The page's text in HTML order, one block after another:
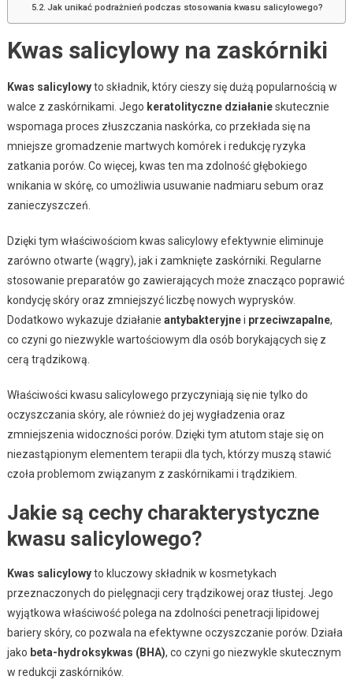
Jak unikać podrażnień podczas stosowania kwasu salicylowego?
Kwas salicylowy na zaskórniki
Kwas salicylowyto składnik, który cieszy się dużą popularnością w
walce z zaskórnikami. Jego keratolityczne działanieskutecznie
wspomaga proces złuszczania naskórka, co przekłada się na
mniejsze gromadzenie martwych komórek i redukcję ryzyka
zatkania porów. Co więcej, kwas ten ma zdolność głębokiego
wnikania w skórę, co umożliwia usuwanie nadmiaru sebum oraz
zanieczyszczeń.
Dzięki tym właściwościom kwas salicylowy efektywnie eliminuje
zarówno otwarte (wągry), jak i zamknięte zaskórniki. Regularne
stosowanie preparatów go zawierających może znacząco poprawić
kondycję skóry oraz zmniejszyć liczbę nowych wyprysków.
Dodatkowo wykazuje działanie antybakteryjnei przeciwzapalne,
co czyni go niezwykle wartościowym dla osób borykających się z
cerą trądzikową.
Właściwości kwasu salicylowego przyczyniają się nie tylko do
oczyszczania skóry, ale również do jej wygładzenia oraz
zmniejszenia widoczności porów. Dzięki tym atutom staje się on
niezastąpionym elementem terapii dla tych, którzy muszą stawić
czoła problemom związanym z zaskórnikami i trądzikiem.
Jakie są cechy charakterystyczne
kwasu salicylowego?
Kwas salicylowyto kluczowy składnik w kosmetykach
przeznaczonych do pielęgnacji cery trądzikowej oraz tłustej. Jego
wyjątkowa właściwość polega na zdolności penetracji lipidowej
bariery skóry, co pozwala na efektywne oczyszczanie porów. Działa
jako beta-hydroksykwas (BHA), co czyni go niezwykle skutecznym
w redukcji zaskórników.